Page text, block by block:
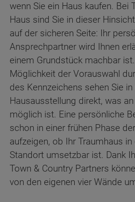
wenn Sie ein Haus kaufen. Bei
Haus sind Sie in dieser
auf der sicheren Seite: Ihr
Ansprechpartner wird Ihnen
einem Grundstück machbar
Möglichkeit der Vorauswahl
des Kennzeichens sehen Sie
Hausausstellung direkt, was
möglich ist. Eine persönliche
schon in einer frühen Phase
aufzeigen, ob Ihr Traumhaus
Standort umsetzbar ist. Dank
Town & Country Partners
von den eigenen vier Wände